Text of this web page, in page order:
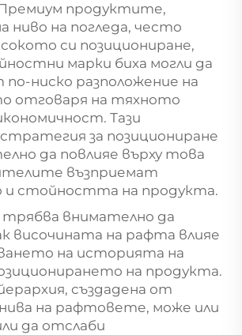
продуктите,
ниво на погледа, често
си позициониране,
марки биха могли да
ниско разположение на
отговаря на тяхното
Тази
за позициониране
да повлияе върху това
възприемат
и стойността на продукта.
внимателно да
височината на рафта влияе
на историята на
на продукта.
създадена от
на рафтовете, може или
да отслаби